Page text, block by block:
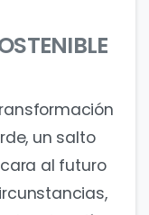
un salto
al futuro